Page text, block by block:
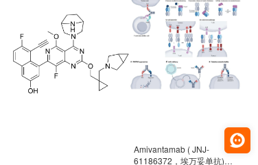
Amivantamab ( JNJ-
61186372，埃万妥单抗)